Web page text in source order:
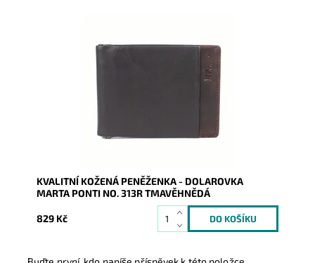
barvě je vyrobena z velmi kvalitní italské kůže.
KVALITNÍ KOŽENÁ PENĚŽENKA - DOLAROVKA
MARTA PONTI NO. 313R TMAVĚHNĚDÁ
829 Kč